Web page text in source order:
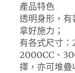
產品特色
透明身形，
拿好施力；
有各式尺寸
2000CC、
擇，亦可堆疊